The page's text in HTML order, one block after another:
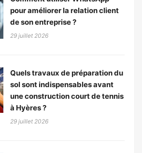
pour améliorer la relation client
de son entreprise ?
29 juillet 2026
Quels travaux de préparation du
sol sont indispensables avant
une construction court de tennis
à Hyères ?
29 juillet 2026